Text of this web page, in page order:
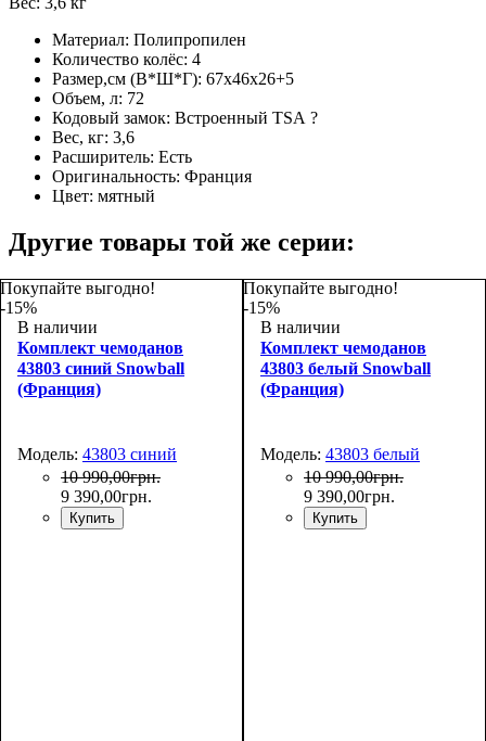
Материал: Полипропилен
Количество колёс: 4
Размер,см (В*Ш*Г): 67х46х26+5
Объем, л: 72
Кодовый замок: Встроенный TSA ?
Вес, кг: 3,6
Расширитель: Есть
Оригинальность: Франция
Цвет: мятный
Другие товары той же серии:
Покупайте выгодно!
-15%
В наличии
Комплект чемоданов
43803 синий Snowball
(Франция)
Модель: 43803 синий
10 990,00грн.
9 390,00грн.
Купить
Покупайте выгодно!
-15%
В наличии
Комплект чемоданов
43803 белый Snowball
(Франция)
Модель: 43803 белый
10 990,00грн.
9 390,00грн.
Купить